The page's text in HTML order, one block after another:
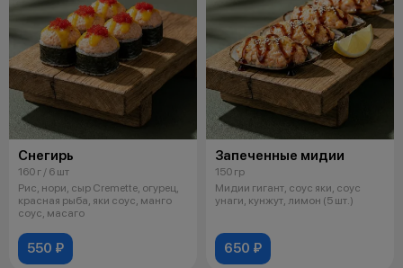
Снегирь
160 г / 6 шт
Рис, нори, сыр Cremette, огурец,
красная рыба, яки соус, манго
соус, масаго
550 ₽
Запеченные мидии
150 гр
Мидии гигант, соус яки, соус
унаги, кунжут, лимон (5 шт.)
650 ₽